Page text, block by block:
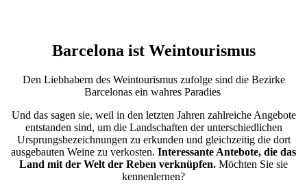
Barcelona istWeintourismus
Den Liebhabern des Weintourismus zufolge sind die Bezirke
Barcelonas ein wahres Paradies
Und das sagen sie, weil in den letzten Jahren zahlreiche Angebote
entstanden sind, um die Landschaften der unterschiedlichen
Ursprungsbezeichnungen zu erkunden und gleichzeitig die dort
ausgebauten Weine zu verkosten. Interessante Antebote, die das
Land mit der Welt der Reben verknüpfen. Möchten Sie sie
kennenlernen?